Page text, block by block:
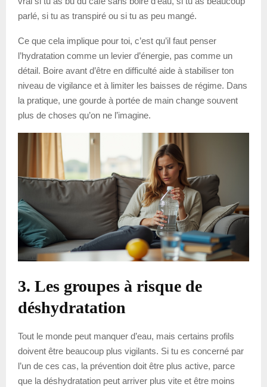
parlé, si tu as transpiré ou si tu as peu mangé.
Ce que cela implique pour toi, c’est qu’il faut penser
l’hydratation comme un levier d’énergie, pas comme un
détail. Boire avant d’être en difficulté aide à stabiliser ton
niveau de vigilance et à limiter les baisses de régime. Dans
la pratique, une gourde à portée de main change souvent
plus de choses qu’on ne l’imagine.
3. Les groupes à risque de
déshydratation
Tout le monde peut manquer d’eau, mais certains profils
doivent être beaucoup plus vigilants. Si tu es concerné par
l’un de ces cas, la prévention doit être plus active, parce
que la déshydratation peut arriver plus vite et être moins